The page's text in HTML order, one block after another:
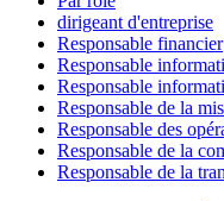
dirigeant d'entreprise
Responsable financier
Responsable
Responsable
Responsable de la
Responsable des
Responsable de la
Responsable de la